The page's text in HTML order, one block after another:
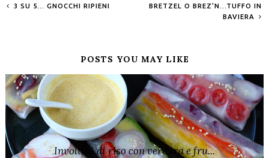
3 SU 5... GNOCCHI RIPIENI
BRETZEL O BREZ'N...TUFFO IN
BAVIERA
POSTS YOU MAY LIKE
Involtini di riso con verdura e fru...